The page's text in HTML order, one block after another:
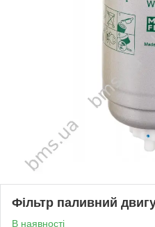
Фільтр паливний
В наявності